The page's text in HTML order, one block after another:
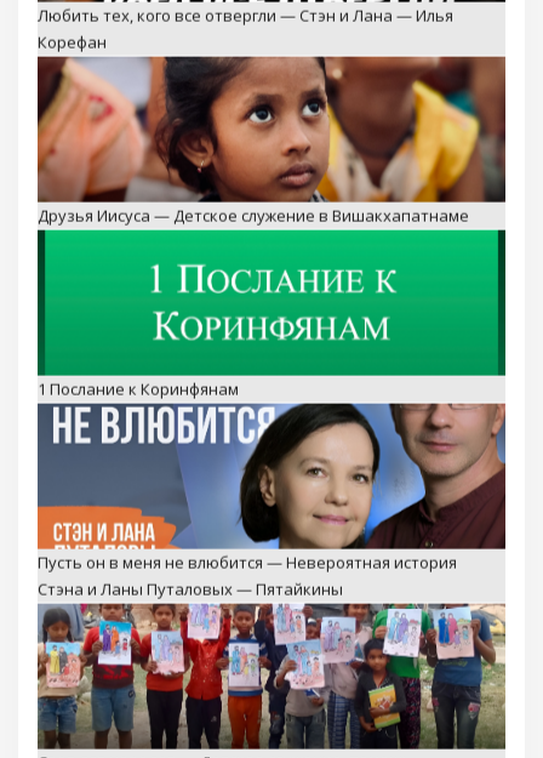
Любить тех, кого все отвергли — Стэн и Лана — Илья
Корефан
Друзья Иисуса — Детское служение в Вишакхапатнаме
1 Послание к Коринфянам
Пусть он в меня не влюбится — Невероятная история
Стэна и Ланы Путаловых — Пятайкины